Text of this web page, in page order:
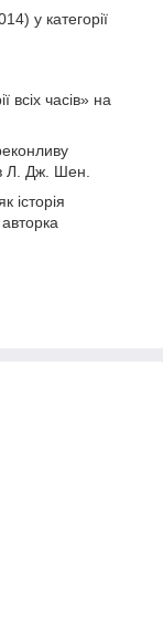
у категорії
всіх часів» на
Л. Дж. Шен.
історія